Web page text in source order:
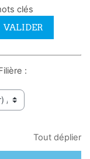
:
Tout déplier